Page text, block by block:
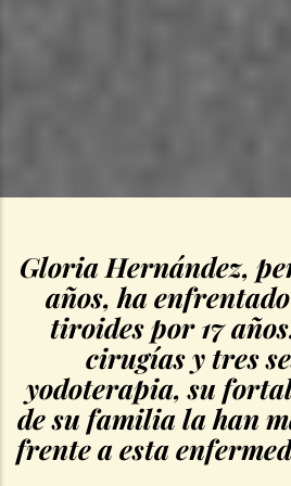
Gloria Hernández,
años, ha
tiroides por 17
cirugías y tres
yodoterapia, su
de su familia la han
frente a esta